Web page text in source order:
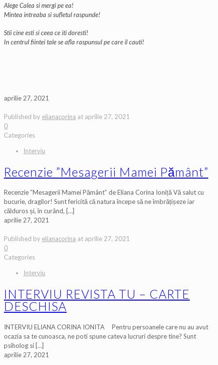
Alege Calea si mergi pe ea!
Mintea intreaba si sufletul raspunde!
Stii cine esti si ceea ce iti doresti!
In centrul fiintei tale se afla raspunsul pe care il cauti!
aprilie 27, 2021
Published by elianacorina at aprilie 27, 2021
0
Categories
Interviu
Recenzie ”Mesagerii Mamei Pământ”
Recenzie ”Mesagerii Mamei Pământ” de Eliana Corina Ioniță Vă salut cu
bucurie, dragilor! Sunt fericită că natura începe să ne îmbrățișeze iar
călduros și, în curând, […]
aprilie 27, 2021
Published by elianacorina at aprilie 27, 2021
0
Categories
Interviu
INTERVIU REVISTA TU – CARTE
DESCHISA
INTERVIU ELIANA CORINA IONITA Pentru persoanele care nu au avut
ocazia sa te cunoasca, ne poti spune cateva lucruri despre tine? Sunt
psiholog si […]
aprilie 27, 2021